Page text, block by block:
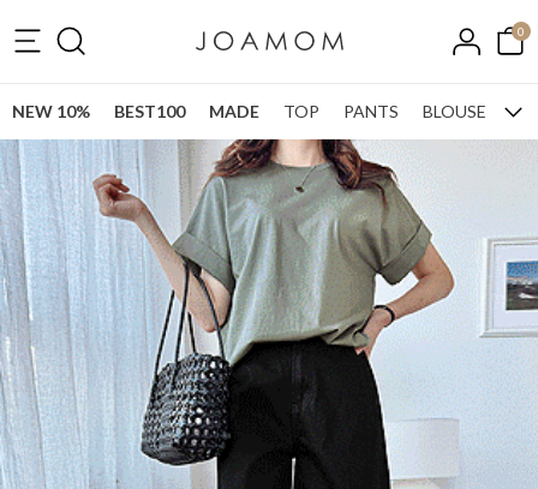
0
NEW 10% BEST100 MADE TOP PANTS BLOUSE